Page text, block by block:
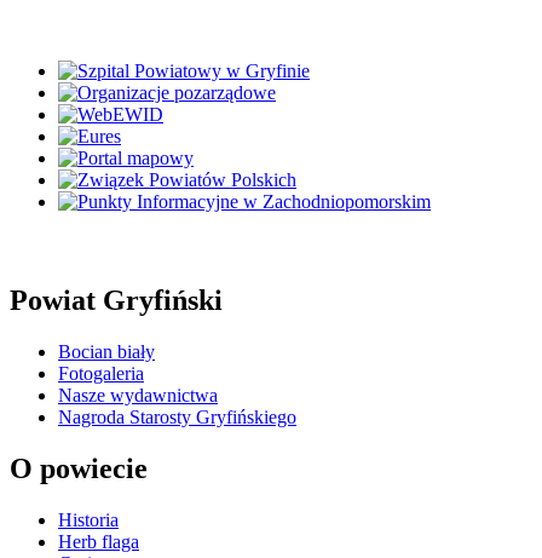
Powiat Gryfiński
Bocian biały
Fotogaleria
Nasze wydawnictwa
Nagroda Starosty Gryfińskiego
O powiecie
Historia
Herb flaga